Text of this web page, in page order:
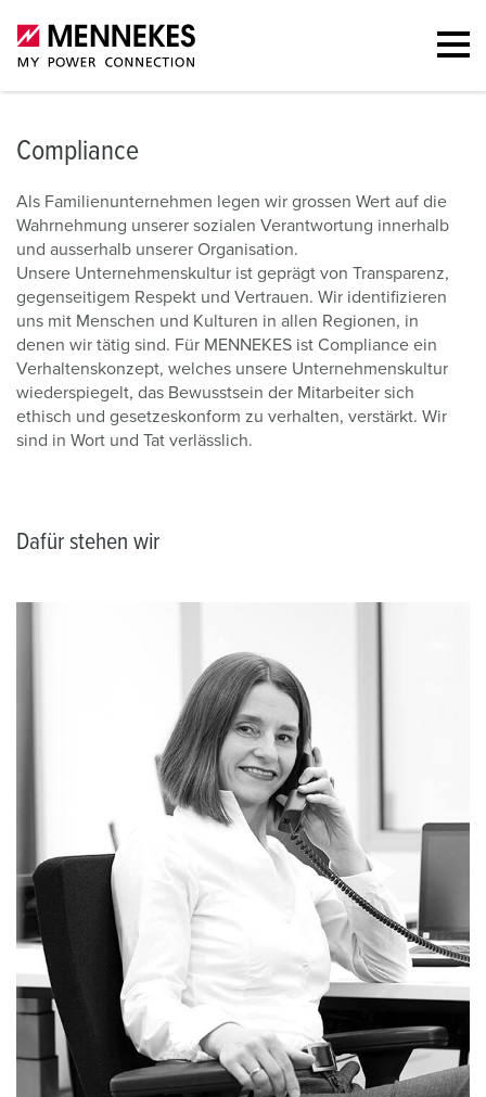
Compliance
Als Familienunternehmen legen wir grossen Wert auf die
Wahrnehmung unserer sozialen Verantwortung innerhalb
und ausserhalb unserer Organisation.
Unsere Unternehmenskultur ist geprägt von Transparenz,
gegenseitigem Respekt und Vertrauen. Wir identifizieren
uns mit Menschen und Kulturen in allen Regionen, in
denen wir tätig sind. Für MENNEKES ist Compliance ein
Verhaltenskonzept, welches unsere Unternehmenskultur
wiederspiegelt, das Bewusstsein der Mitarbeiter sich
ethisch und gesetzeskonform zu verhalten, verstärkt. Wir
sind in Wort und Tat verlässlich.
Dafür stehen wir